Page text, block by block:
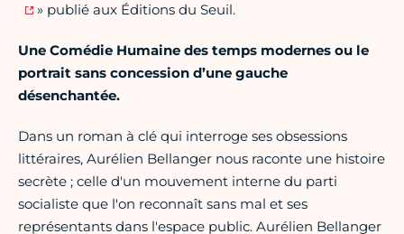
» publié aux Éditions du Seuil.
Une Comédie Humaine des temps modernes ou le
portrait sans concession d’une gauche
désenchantée.
Dans un roman à clé qui interroge ses obsessions
littéraires, Aurélien Bellanger nous raconte une histoire
secrète ; celle d'un mouvement interne du parti
socialiste que l'on reconnaît sans mal et ses
représentants dans l'espace public. Aurélien Bellanger